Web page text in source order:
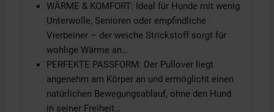
WÄRME & KOMFORT: Ideal für Hunde mit wenig
Unterwolle, Senioren oder empfindliche
Vierbeiner – der weiche Strickstoff sorgt für
wohlige Wärme an…
PERFEKTE PASSFORM: Der Pullover liegt
angenehm am Körper an und ermöglicht einen
natürlichen Bewegungsablauf, ohne den Hund
in seiner Freiheit…